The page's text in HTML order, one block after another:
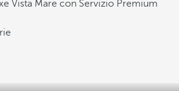
Vista Mare con Servizio Premium